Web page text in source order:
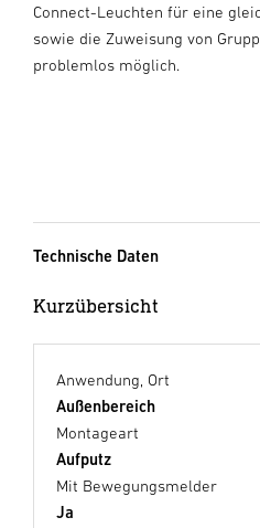
Connect-Leuchten für eine
sowie die Zuweisung von
problemlos möglich.
Technische Daten
Kurzübersicht
Anwendung, Ort
Außenbereich
Montageart
Aufputz
Mit Bewegungsmelder
Ja